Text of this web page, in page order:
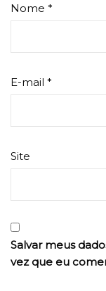
Nome *
E-mail *
Site
Salvar meus
vez que eu